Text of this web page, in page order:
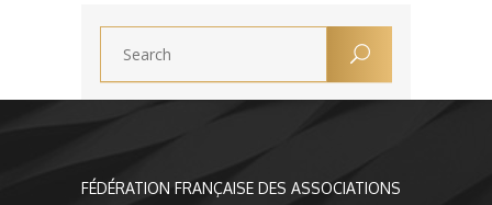
FÉDÉRATION FRANÇAISE DES ASSOCIATIONS